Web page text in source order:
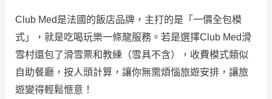
Club Med是法國的飯店品牌，主打的是「一價全包模
式」，就是吃喝玩樂一條龍服務。若是選擇Club Med滑
雪村還包了滑雪票和教練（雪具不含），收費模式類似
自助餐廳，按人頭計算，讓你無需煩惱旅遊安排，讓旅
遊變得輕鬆愜意！